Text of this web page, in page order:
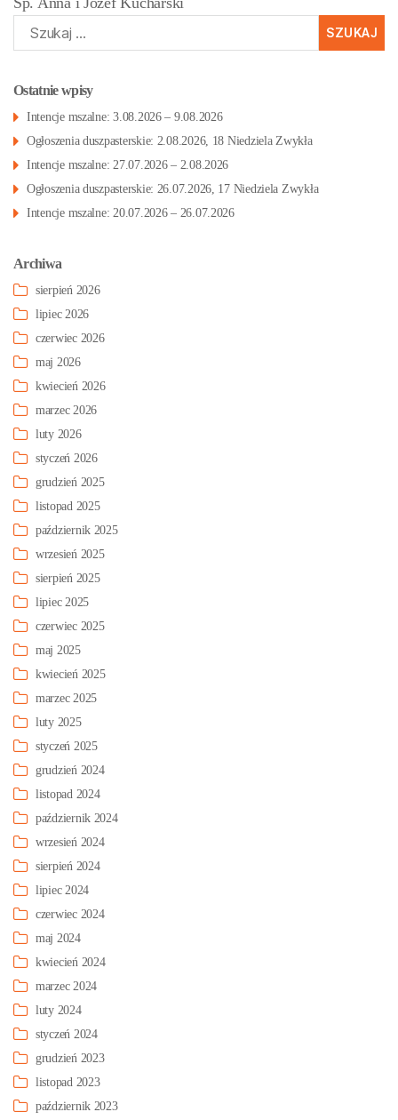
Szukaj:
Ostatnie wpisy
Intencje mszalne: 3.08.2026 – 9.08.2026
Ogłoszenia duszpasterskie: 2.08.2026, 18 Niedziela Zwykła
Intencje mszalne: 27.07.2026 – 2.08.2026
Ogłoszenia duszpasterskie: 26.07.2026, 17 Niedziela Zwykła
Intencje mszalne: 20.07.2026 – 26.07.2026
Archiwa
sierpień 2026
lipiec 2026
czerwiec 2026
maj 2026
kwiecień 2026
marzec 2026
luty 2026
styczeń 2026
grudzień 2025
listopad 2025
październik 2025
wrzesień 2025
sierpień 2025
lipiec 2025
czerwiec 2025
maj 2025
kwiecień 2025
marzec 2025
luty 2025
styczeń 2025
grudzień 2024
listopad 2024
październik 2024
wrzesień 2024
sierpień 2024
lipiec 2024
czerwiec 2024
maj 2024
kwiecień 2024
marzec 2024
luty 2024
styczeń 2024
grudzień 2023
listopad 2023
październik 2023